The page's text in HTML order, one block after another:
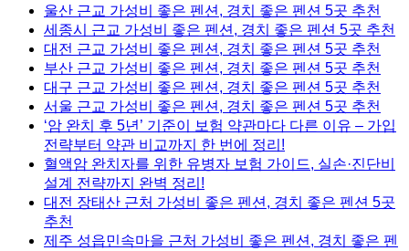
울산 근교 가성비 좋은 펜션, 경치 좋은 펜션 5곳 추천
세종시 근교 가성비 좋은 펜션, 경치 좋은 펜션 5곳 추천
대전 근교 가성비 좋은 펜션, 경치 좋은 펜션 5곳 추천
부산 근교 가성비 좋은 펜션, 경치 좋은 펜션 5곳 추천
대구 근교 가성비 좋은 펜션, 경치 좋은 펜션 5곳 추천
서울 근교 가성비 좋은 펜션, 경치 좋은 펜션 5곳 추천
‘암 완치 후 5년’ 기준이 보험 약관마다 다른 이유 – 가입
전략부터 약관 비교까지 한 번에 정리!
혈액암 완치자를 위한 유병자 보험 가이드, 실손·진단비
설계 전략까지 완벽 정리!
대전 장태산 근처 가성비 좋은 펜션, 경치 좋은 펜션 5곳
추천
제주 성읍민속마을 근처 가성비 좋은 펜션, 경치 좋은 펜